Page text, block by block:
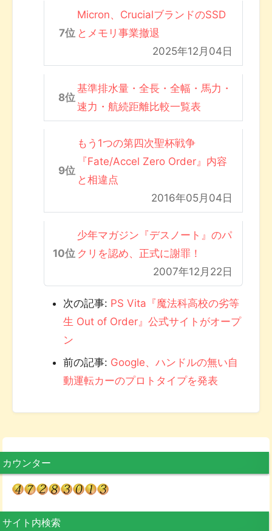
Micron、CrucialブランドのSSD
とメモリ事業撤退
2025年12月04日
基準排水量・全長・全幅・馬力・
速力・航続距離比較一覧表
もう1つの第四次聖杯戦争
『Fate/Accel Zero Order』内容
と相違点
2016年05月04日
少年マガジン『デスノート』のパ
クリを認め、正式に謝罪！
2007年12月22日
次の記事: PS Vita『魔法科高校の劣等
生 Out of Order』公式サイトがオープ
ン
前の記事: Google、ハンドルの無い自
動運転カーのプロトタイプを発表
カウンター
サイト内検索